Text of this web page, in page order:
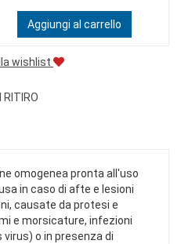
Aggiungi al carrello
wishlist
RITIRO
omogenea pronta all'uso
in caso di afte e lesioni
causate da protesi e
e morsicature, infezioni
o in presenza di